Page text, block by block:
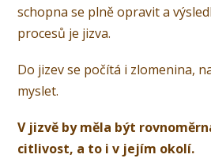
schopna se plně opravit a
procesů je jizva.
Do jizev se počítá i zlomenina,
myslet.
V jizvě by měla být
citlivost, a to i v jejím okolí.